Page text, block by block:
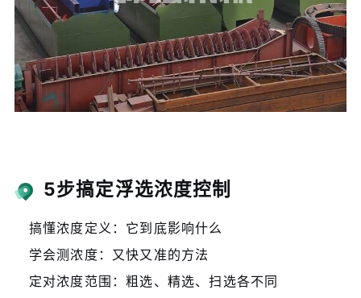
5步搞定浮选浓度控制
搞懂浓度定义：它到底影响什么
学会测浓度：又快又准的方法
定对浓度范围：粗选、精选、扫选各不同